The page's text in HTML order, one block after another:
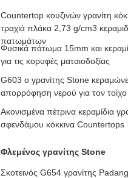
Countertop κουζινών γρανίτη
τραχιά πλάκα 2,73 g/cm3
πατωμάτων
Φυσικά πάτωμα 15mm και
για τις κορυφές ματαιοδοξίας
G603 ο γρανίτης Stone
απορρόφηση νερού για τον
Ακονισμένα πέτρινα κεραμίδια
σφενδάμου κόκκινα Countertops
Φλεμένος γρανίτης Stone
Σκοτεινός G654 γρανίτης